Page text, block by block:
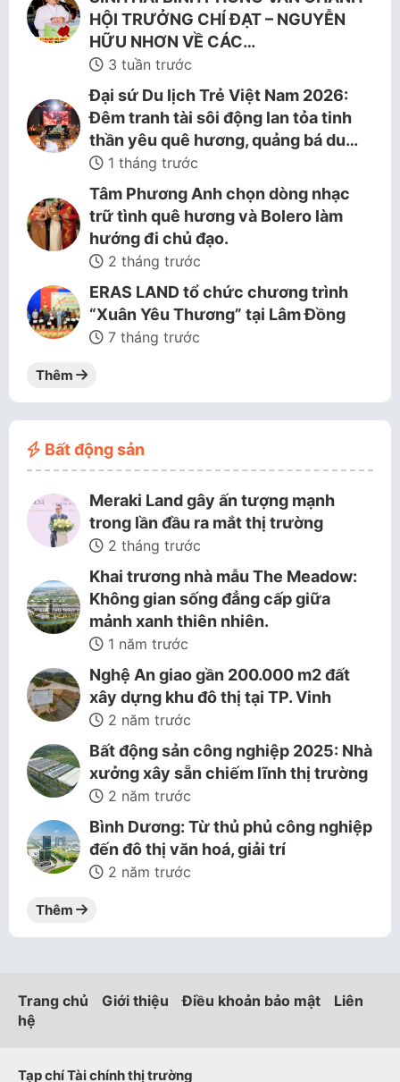
HỘI TRƯỞNG CHÍ ĐẠT – NGUYỄN
HỮU NHƠN VỀ CÁC…
3 tuần trước
Đại sứ Du lịch Trẻ Việt Nam 2026:
Đêm tranh tài sôi động lan tỏa tinh
thần yêu quê hương, quảng bá du…
1 tháng trước
Tâm Phương Anh chọn dòng nhạc
trữ tình quê hương và Bolero làm
hướng đi chủ đạo.
2 tháng trước
ERAS LAND tổ chức chương trình
“Xuân Yêu Thương” tại Lâm Đồng
7 tháng trước
Thêm
Bất động sản
Meraki Land gây ấn tượng mạnh
trong lần đầu ra mắt thị trường
2 tháng trước
Khai trương nhà mẫu The Meadow:
Không gian sống đẳng cấp giữa
mảnh xanh thiên nhiên.
1 năm trước
Nghệ An giao gần 200.000 m2 đất
xây dựng khu đô thị tại TP. Vinh
2 năm trước
Bất động sản công nghiệp 2025: Nhà
xưởng xây sẵn chiếm lĩnh thị trường
2 năm trước
Bình Dương: Từ thủ phủ công nghiệp
đến đô thị văn hoá, giải trí
2 năm trước
Thêm
Trang chủ Giới thiệu Điều khoản bảo mật
Liên
hệ
Tạp chí Tài chính thị trường